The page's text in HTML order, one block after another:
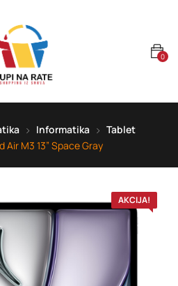
0
Informatika
Tablet
Air M3 13” Space Gray
AKCIJA!